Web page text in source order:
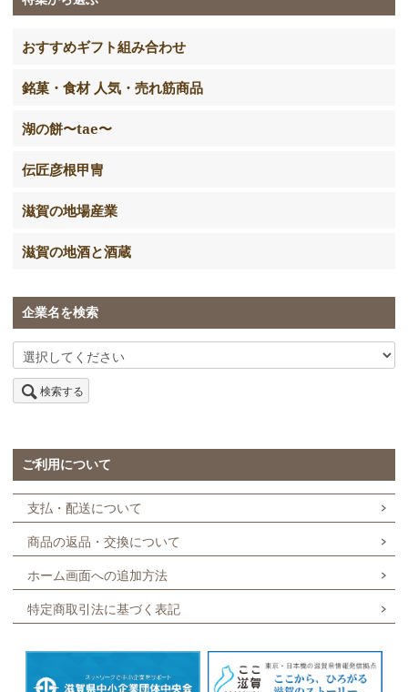
おすすめギフト組み合わせ
銘菓・食材 人気・売れ筋商品
湖の餅〜tae〜
伝匠彦根甲冑
滋賀の地場産業
滋賀の地酒と酒蔵
企業名を検索
検索する
ご利用について
支払・配送について
商品の返品・交換について
ホーム画面への追加方法
特定商取引法に基づく表記